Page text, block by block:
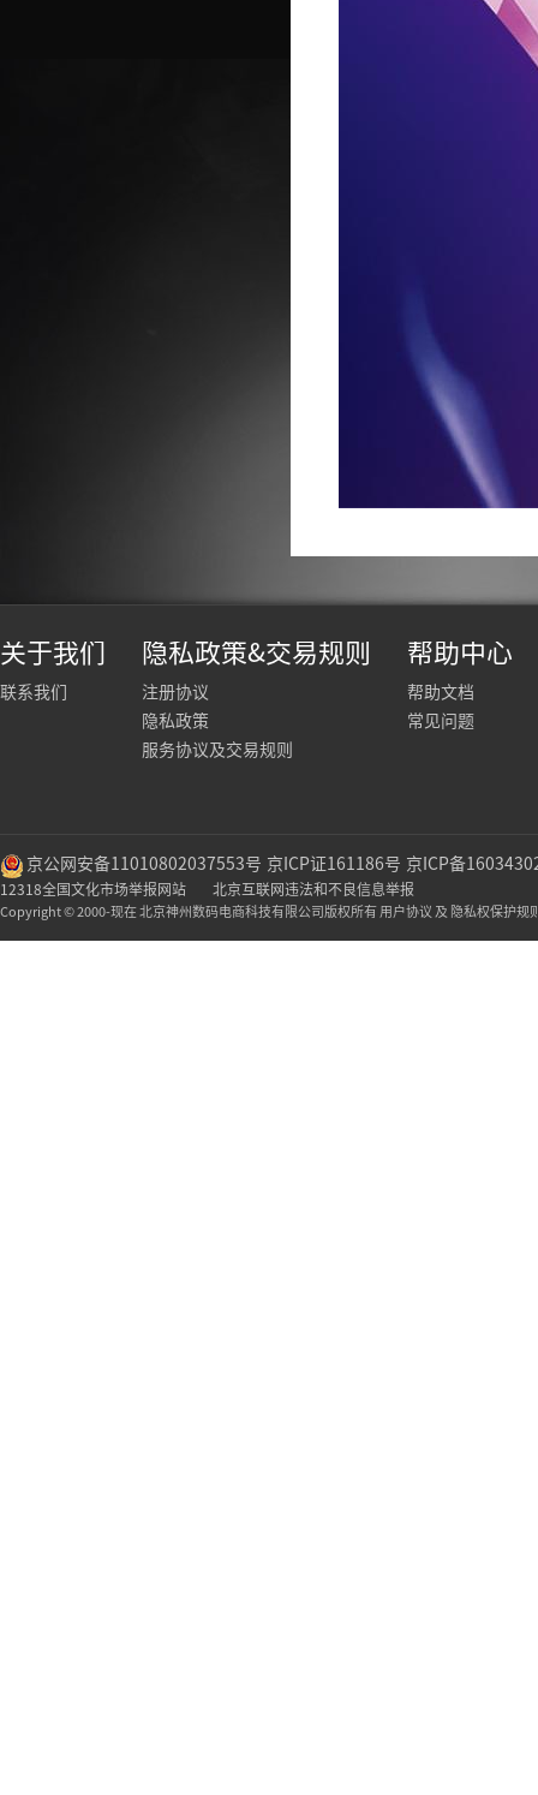
关于我们
联系我们
隐私政策&交易规则
注册协议
隐私政策
服务协议及交易规则
帮助中心
帮助文档
常见问题
京公网安备11010802037553号 京ICP证161186号 京ICP备
12318全国文化市场举报网站 北京互联网违法和不良信息举报
Copyright © 2000-现在 北京神州数码电商科技有限公司版权所有 用户协议 及 隐私权保护规